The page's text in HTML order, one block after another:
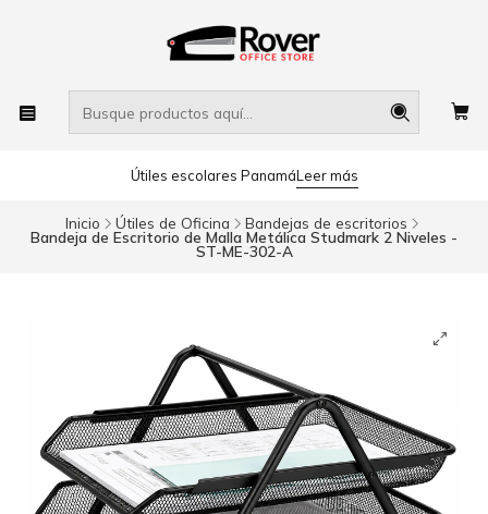
Útiles escolares PanamáLeer más
Inicio Útiles de Oficina Bandejas de escritorios
Bandeja de Escritorio de Malla Metálica Studmark 2 Niveles -
ST-ME-302-A